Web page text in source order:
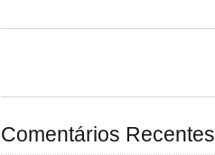
Comentários Recentes